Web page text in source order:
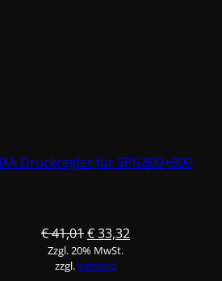
Druckregler für SPG800+900
€41,01Ursprünglicher
Preis
war:
€33,32
Zzgl. 20% MwSt.
zzgl.Versand